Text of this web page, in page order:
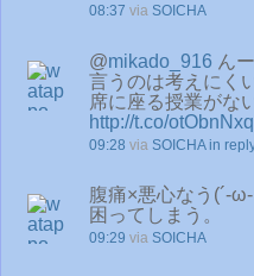
08:37 via SOICHA
@mikado_916 ん
言うのは考えにく
席に座る授業がな
http://t.co/otObnNxq
09:28 via SOICHA in
腹痛×悪心なう(´-
困ってしまう。
09:29 via SOICHA